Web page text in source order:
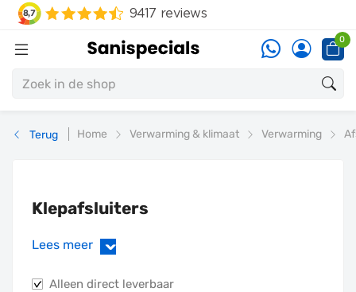
0
Terug Home Verwarming & klimaat Verwarming
Klepafsluiters
Lees meer ›
Alleen direct leverbaar